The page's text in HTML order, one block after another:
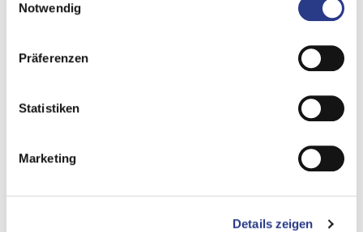
Notwendig
Präferenzen
Statistiken
Marketing
Details zeigen
Een gebrek aan duurzaamheidsplanning
leidt ertoe dat
periodes zijn ontworpen. Recente incidenten, zoals de
CrowdStrike-storing in 2024, hebben echter aangetoond
interventies vereist. Een niet-duurzaam handmatig proces
foutgevoeligheid snel een onbeheersbare achterstand
grotere crisis.